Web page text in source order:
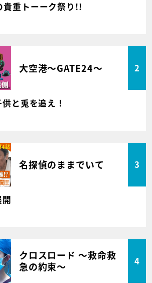
貴重トーーク祭り!!
大空港～GATE24～ 2
と兎を追え！
名探偵のままでいて 3
クロスロード ～救命救
急の約束～
4